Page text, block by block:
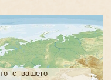
с вашего